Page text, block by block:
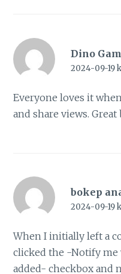
Dino
2024-09-19
Everyone loves it
and share views.
bokep
2024-09-19
When I initially left a
clicked the -Notify me
added- checkbox and